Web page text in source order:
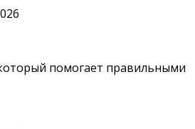
помогает правильными